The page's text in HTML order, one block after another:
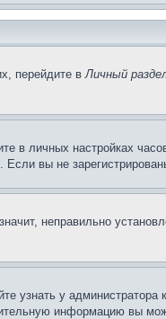
перейдите вЛичный
в личных настройках
Если вы не
неправильно
узнать у
информацию вы